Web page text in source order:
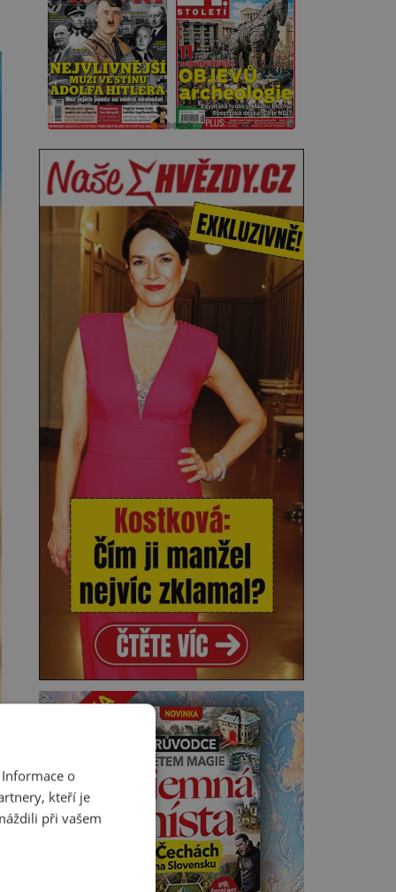
o
kteří je
při vašem